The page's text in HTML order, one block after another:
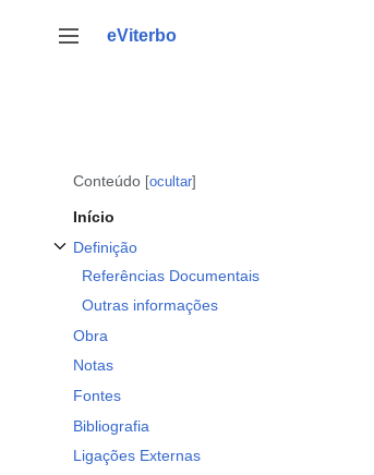
para
Alternar barra lateral
eViterbo
Conteúdo ocultar
Início
Definição
Referências Documentais
Outras informações
Obra
Notas
Fontes
Bibliografia
Ligações Externas